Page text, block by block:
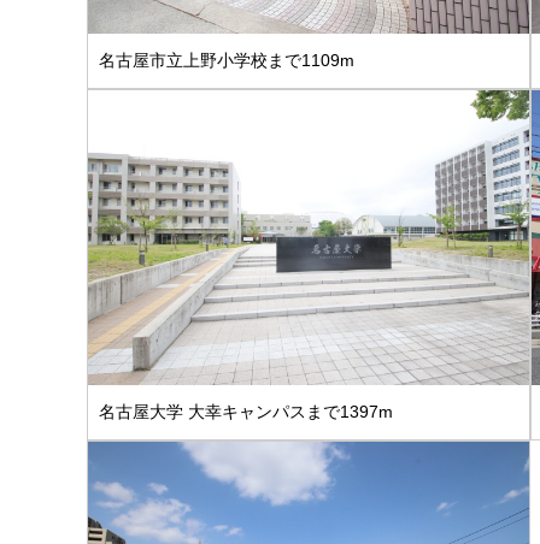
名古屋市立上野小学校まで1109m
名古屋大学 大幸キャンパスまで1397m